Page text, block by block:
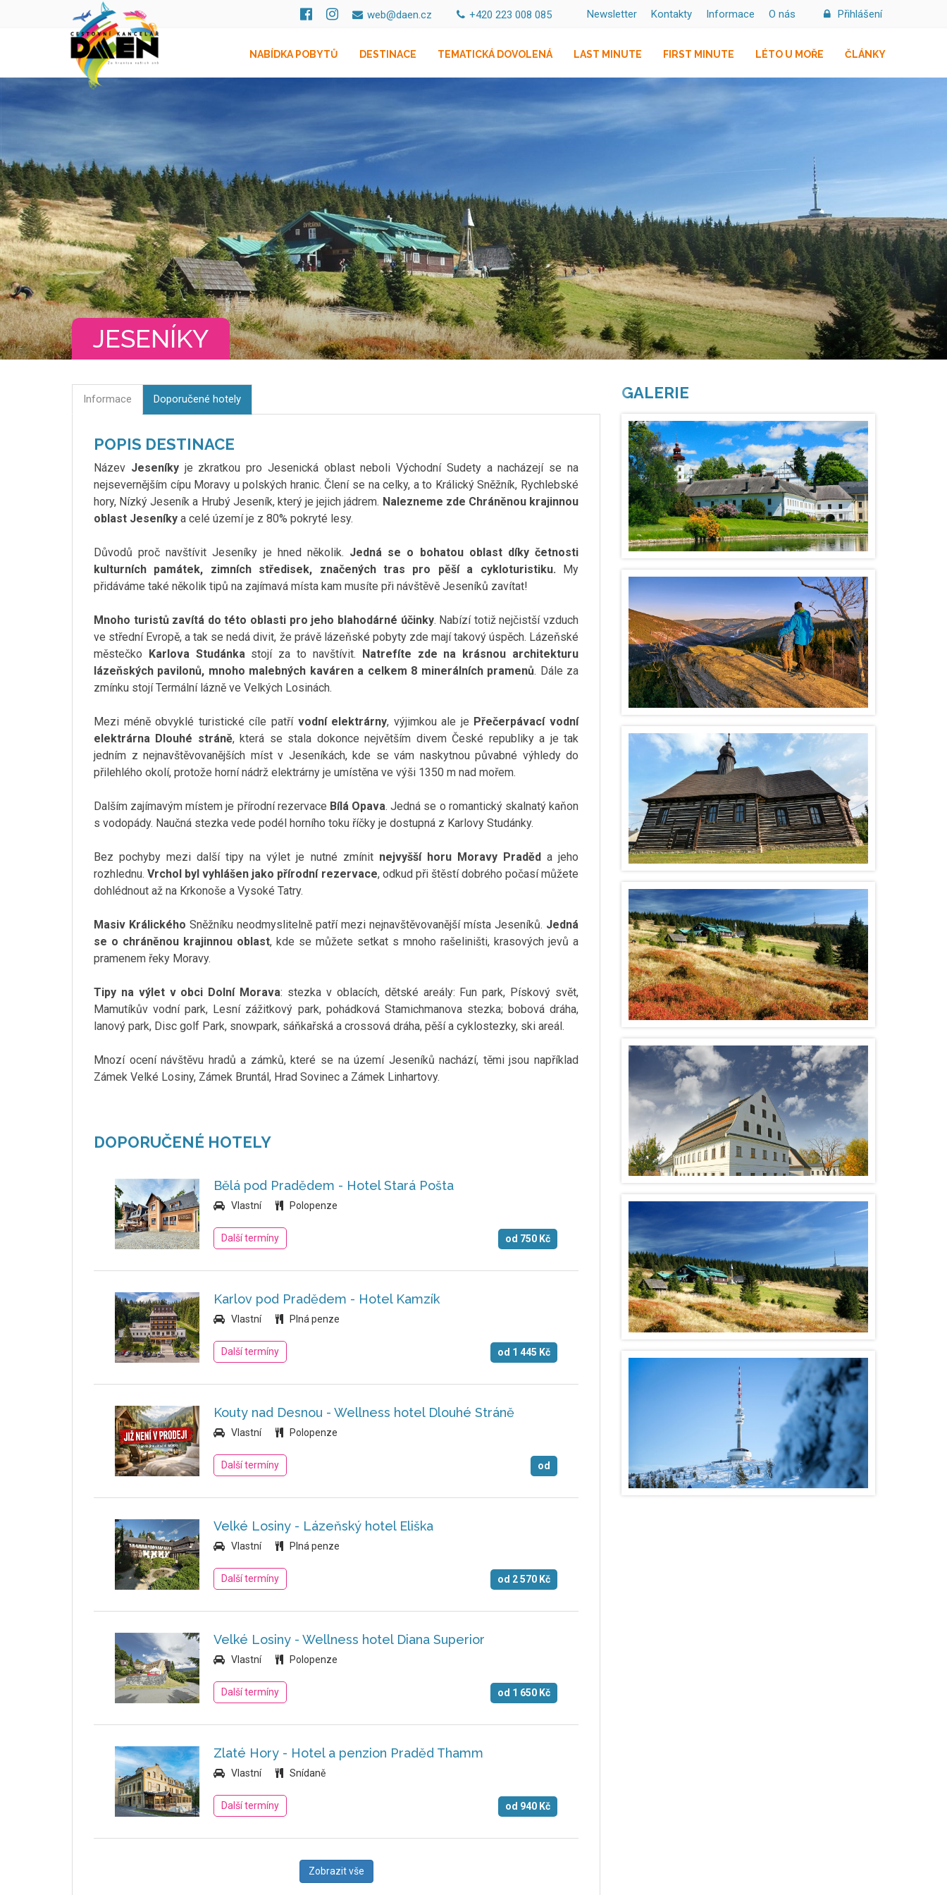
Přihlášení
O nás
Informace
Kontakty
Newsletter
+420 223 008 085
web@daen.cz
NABÍDKA POBYTŮ DESTINACE TEMATICKÁ DOVOLENÁ LAST MINUTE FIRST MINUTE LÉTO U MOŘE ČLÁNKY
JESENÍKY
Informace Doporučené hotely
POPIS DESTINACE
Název Jeseníkyje zkratkou pro Jesenická oblast neboli Východní Sudety a nacházejí se na
nejsevernějším cípu Moravy u polských hranic. Člení se na celky, a to Králický Sněžník, Rychlebské
hory, Nízký Jeseník a Hrubý Jeseník, který je jejich jádrem. Nalezneme zde Chráněnou krajinnou
oblast Jeseníky a celé území je z 80% pokryté lesy.
Důvodů proč navštívit Jeseníky je hned několik. Jedná se o bohatou oblast díky četnosti
kulturních památek, zimních středisek, značených tras pro pěší a cykloturistiku. My
přidáváme také několik tipů na zajímavá místa kam musíte při návštěvě Jeseníků zavítat!
Mnoho turistů zavítá do této oblasti pro jeho blahodárné účinky. Nabízí totiž nejčistší vzduch
ve střední Evropě, a tak se nedá divit, že právě lázeňské pobyty zde mají takový úspěch. Lázeňské
městečko Karlova Studánkastojí za to navštívit. Natrefíte zde na krásnou architekturu
lázeňských pavilonů, mnoho malebných kaváren a celkem 8 minerálních pramenů. Dále za
zmínku stojí Termální lázně ve Velkých Losinách.
Mezi méně obvyklé turistické cíle patří vodní elektrárny, výjimkou ale je Přečerpávací vodní
elektrárna Dlouhé stráně, která se stala dokonce největším divem České republiky a je tak
jedním z nejnavštěvovanějších míst v Jeseníkách, kde se vám naskytnou půvabné výhledy do
přilehlého okolí, protože horní nádrž elektrárny je umístěna ve výši 1350 m nad mořem.
Dalším zajímavým místem je přírodní rezervace Bílá Opava. Jedná se o romantický skalnatý kaňon
s vodopády. Naučná stezka vede podél horního toku říčky je dostupná z Karlovy Studánky.
Bez pochyby mezi další tipy na výlet je nutné zmínit nejvyšší horu Moravy Praděda jeho
rozhlednu.Vrchol byl vyhlášen jako přírodní rezervace, odkud při štěstí dobrého počasí můžete
dohlédnout až na Krkonoše a Vysoké Tatry.
Masiv Králického Sněžníku neodmyslitelně patří mezi nejnavštěvovanější místa Jeseníků. Jedná
se o chráněnou krajinnou oblast, kde se můžete setkat s mnoho rašeliništi, krasových jevů a
pramenem řeky Moravy.
Tipy na výlet v obci Dolní Morava: stezka v oblacích, dětské areály: Fun park, Pískový svět,
Mamutíkův vodní park, Lesní zážitkový park, pohádková Stamichmanova stezka; bobová dráha,
lanový park, Disc golf Park, snowpark, sáňkařská a crossová dráha, pěší a cyklostezky, ski areál.
Mnozí ocení návštěvu hradů a zámků, které se na území Jeseníků nachází, těmi jsou například
Zámek Velké Losiny, Zámek Bruntál, Hrad Sovinec a Zámek Linhartovy.
DOPORUČENÉ HOTELY
Bělá pod Pradědem - Hotel Stará Pošta
Vlastní Polopenze
Další termíny od 750 Kč
Karlov pod Pradědem - Hotel Kamzík
Vlastní Plná penze
Další termíny od 1 445 Kč
Kouty nad Desnou - Wellness hotel Dlouhé Stráně
Vlastní Polopenze
Další termíny od
Velké Losiny - Lázeňský hotel Eliška
Vlastní Plná penze
Další termíny od 2 570 Kč
Velké Losiny - Wellness hotel Diana Superior
Vlastní Polopenze
Další termíny od 1 650 Kč
Zlaté Hory - Hotel a penzion Praděd Thamm
Vlastní Snídaně
Další termíny od 940 Kč
Zobrazit vše
GALERIE